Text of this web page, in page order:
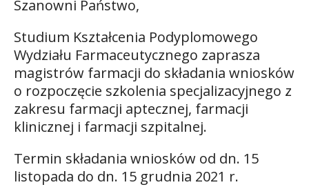
Szanowni Państwo,
Studium Kształcenia Podyplomowego
Wydziału Farmaceutycznego zaprasza
magistrów farmacji do składania wniosków
o rozpoczęcie szkolenia specjalizacyjnego z
zakresu farmacji aptecznej, farmacji
klinicznej i farmacji szpitalnej.
Termin składania wniosków od dn. 15
listopada do dn. 15 grudnia 2021 r.